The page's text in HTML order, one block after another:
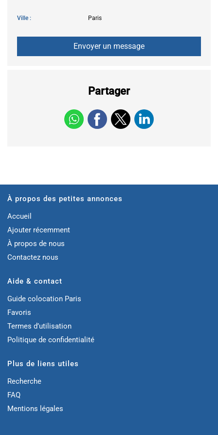
Ville Paris
Partager
À propos des petites annonces
Accueil
Ajouter récemment
À propos de nous
Contactez nous
Aide & contact
Guide colocation Paris
Favoris
Termes d’utilisation
Politique de confidentialité
Plus de liens utiles
Recherche
FAQ
Mentions légales